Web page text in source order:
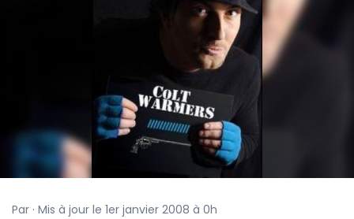
Par · Mis à jour le 1er janvier 2008 à 0h